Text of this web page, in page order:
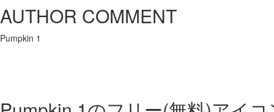
AUTHOR COMMENT
Pumpkin 1